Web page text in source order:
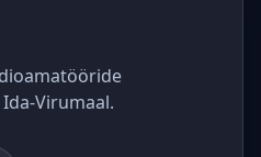
Virumaal.